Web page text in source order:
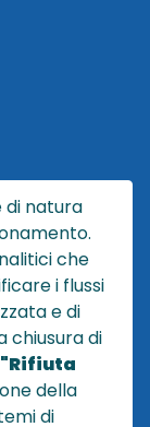
di natura
che
i flussi
e di
chiusura di
"Rifiuta
della
di